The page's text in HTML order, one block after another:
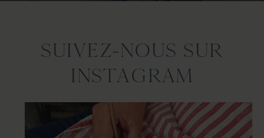
SUIVEZ-NOUS SUR
INSTAGRAM